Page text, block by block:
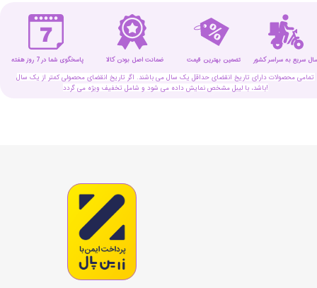
تمامی محصولات دارای تاریخ انقضای حداقل یک سال می باشند. اگر تاریخ انقضای محصولی کمتر از یک سال
باشد، با لیبل مشخص نمایش داده می شود و شامل تخفیف ویژه می گردد!
ضمانت اصل بودن کالا تضمین بهترین قیمت پاسخگوی شما در 7 روز هفته سریع به سراسر کشور